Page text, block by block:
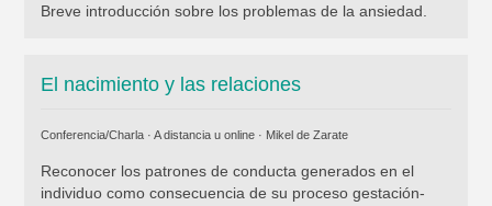
Breve introducción sobre los problemas de la ansiedad.
El nacimiento y las relaciones
Conferencia/Charla · A distancia u online · Mikel de Zarate
Reconocer los patrones de conducta generados en el
individuo como consecuencia de su proceso gestación-